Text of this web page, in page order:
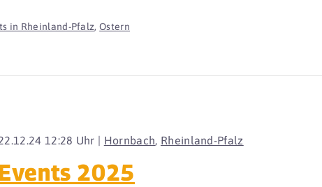
in Rheinland-Pfalz,Ostern
12:28 Uhr | Hornbach, Rheinland-Pfalz
2025